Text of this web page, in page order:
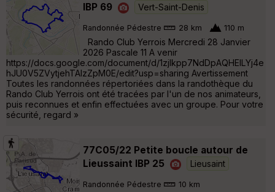
IBP 69
Vert-Saint-Denis
Randonnée Pédestre 28 km 110 m
Rando Club Yerrois Mercredi 28 Janvier
2026 Pascale 11 A venir
https://docs.google.com/document/d/1zjlkpp7NdDpAQHElLYj4e
hJU0V5ZVytjehTAIzZpM0E/edit?usp=sharing Avertissement
Toutes les randonnées répertoriées dans la randothèque du
Rando Club Yerrois ont été tracées par l'un de nos animateurs,
puis reconnues et enfin effectuées avec un groupe. Pour votre
sécurité, regard »
77C05/22 Petite boucle autour de
Lieussaint IBP 25
Lieusaint
Randonnée Pédestre 10 km